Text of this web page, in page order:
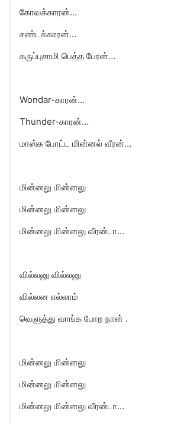
கோவக்காரன்…
சண்டக்காரன்…
கருப்புசாமி பெத்த பேரன்…
Wondar-காரன்…
Thunder-காரன்…
மாஸ்க போட்ட மின்னல் வீரன்…
மின்னலு மின்னலு
மின்னலு மின்னலு
மின்னலு மின்னலு வீரன்டா…
வில்லனு வில்லனு
வில்லன எல்லாம்
வெளுத்து வாங்க போற நான் .
மின்னலு மின்னலு
மின்னலு மின்னலு
மின்னலு மின்னலு வீரன்டா…